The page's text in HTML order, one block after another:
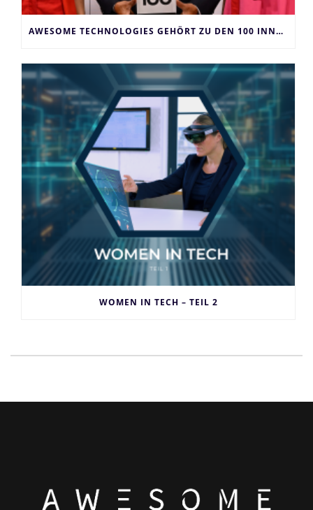
AWESOME TECHNOLOGIES GEHÖRT ZU DEN 100 INNOVATIVSTEN UNTERNEHMEN DEUTSCHLANDS
WOMEN IN TECH – TEIL 2